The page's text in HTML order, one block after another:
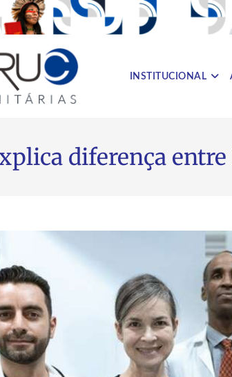
INSTITUCIONAL
diferença